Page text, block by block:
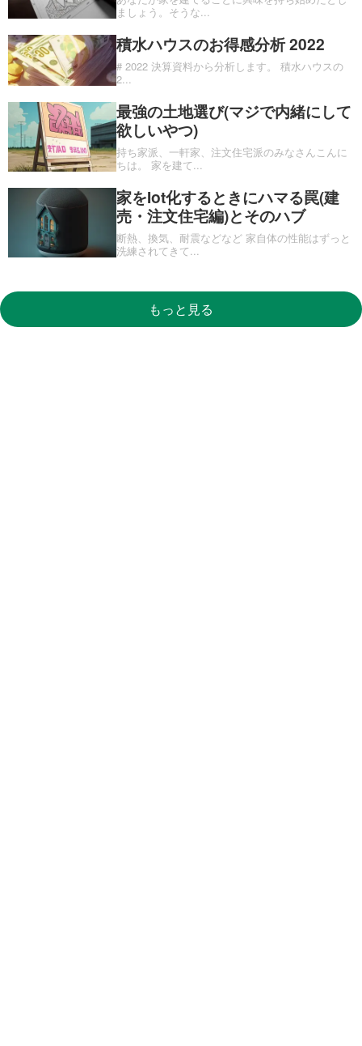
ましょう。そうな...
積水ハウスのお得感分析 2022
# 2022 決算資料から分析します。 積水ハウスの
2...
最強の土地選び(マジで内緒にして
欲しいやつ)
持ち家派、一軒家、注文住宅派のみなさんこんに
ちは。 家を建て...
家をIot化するときにハマる罠(建
売・注文住宅編)とそのハブ
断熱、換気、耐震などなど 家自体の性能はずっと
洗練されてきて...
もっと見る